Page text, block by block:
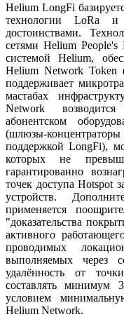
Helium LongFi
технологии LoRa и
достоинствами.
сетями Helium
системой Helium,
Helium Network
поддерживает
мастабах
Network
абонентском
(шлюзы-
поддержкой LongFi),
которых не
гарантированно
точек доступа Hotspot
устройств.
применяется
"доказательства
активного
проводимых
выполняемых через
удалённость от
составлять минимум
условием
Helium Network.